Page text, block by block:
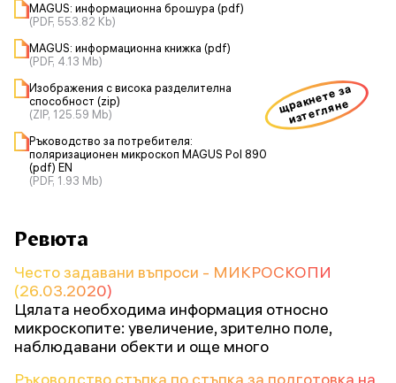
MAGUS: информационна брошура (pdf)
(PDF, 553.82 Kb)
MAGUS: информационна книжка (pdf)
(PDF, 4.13 Mb)
Изображения с висока разделителна
способност (zip)
(ZIP, 125.59 Mb)
Ръководство за потребителя:
поляризационен микроскоп MAGUS Pol 890
(pdf) EN
(PDF, 1.93 Mb)
щракнете за
изтегляне
Ревюта
Често задавани въпроси - МИКРОСКОПИ
(26.03.2020)
Цялата необходима информация относно
микроскопите: увеличение, зрително поле,
наблюдавани обекти и още много
Ръководство стъпка по стъпка за подготовка на